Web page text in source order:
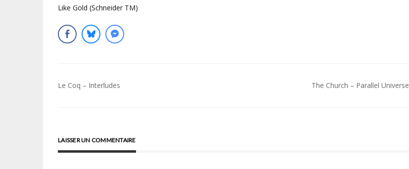
Like Gold (Schneider TM)
Navigation
Le Coq – Interludes The Church – Parallel Universe
LAISSER UN COMMENTAIRE